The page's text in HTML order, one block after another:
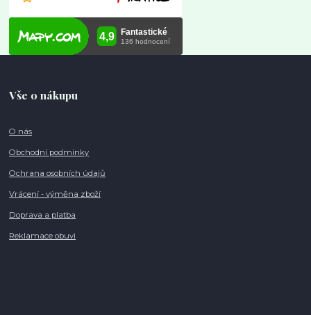
Vše o nákupu
O nás
Obchodní podmínky
Ochrana osobních údajů
Vrácení - výměna zboží
Doprava a platba
Reklamace obuvi